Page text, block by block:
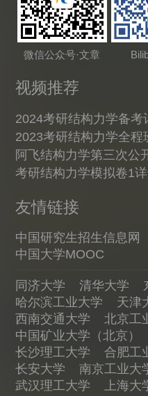
微信公众号·文章
视频推荐
2024考研结构力学备考
2023考研结构力学全程
阿飞结构力学第三次公
考研结构力学模拟卷1
友情链接
中国研究生招生信息网
中国大学MOOC
同济大学 清华大学
哈尔滨工业大学
天津
西南交通大学
北京工
中国矿业大学（北京）
长沙理工大学
合肥工
长安大学
南京工业大
武汉理工大学
上海大